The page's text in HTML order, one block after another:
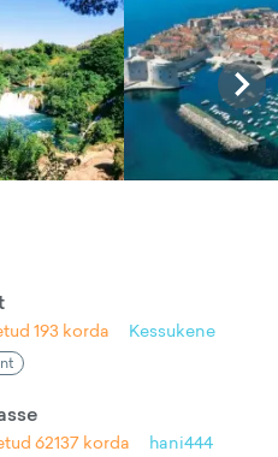
193 korda Kessukene
62137 korda hani444